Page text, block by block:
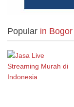
Serang
Popular in Bogor